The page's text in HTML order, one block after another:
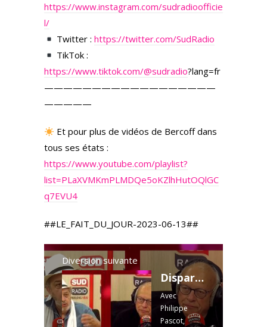
https://www.instagram.com/sudradioofficie
l/
Twitter :https://twitter.com/SudRadio
TikTok :
https://www.tiktok.com/@sudradio?lang=fr
——————————————————
—————
Et pour plus de vidéos de Bercoff dans
tous ses états :
https://www.youtube.com/playlist?
list=PLaXVMKmPLMDQe5oKZlhHutOQlGC
q7EVU4
##LE_FAIT_DU_JOUR-2023-06-13##
Diversion suivante
Disparition de Anticor ? - Philippe Pascot : "On nous bouffe la liberté d’expression !"
Avec
Philippe
Pascot,